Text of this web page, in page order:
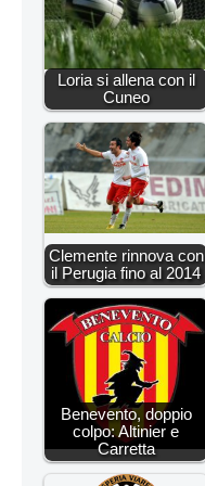
Loria si allena con il
Cuneo
Clemente rinnova con
il Perugia fino al 2014
Benevento, doppio
colpo: Altinier e
Carretta